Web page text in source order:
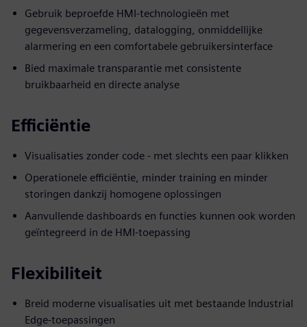
Gebruik beproefde HMI-technologieën met
gegevensverzameling, datalogging, onmiddellijke
alarmering en een comfortabele gebruikersinterface
Bied maximale transparantie met consistente
bruikbaarheid en directe analyse
Efficiëntie
Visualisaties zonder code - met slechts een paar klikken
Operationele efficiëntie, minder training en minder
storingen dankzij homogene oplossingen
Aanvullende dashboards en functies kunnen ook worden
geïntegreerd in de HMI-toepassing
Flexibiliteit
Breid moderne visualisaties uit met bestaande Industrial
Edge-toepassingen